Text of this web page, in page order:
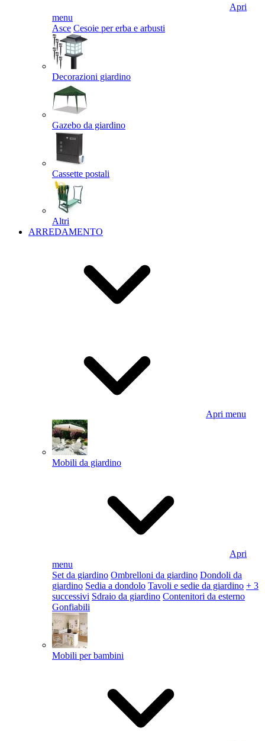
Apri
menu
Asce Cesoie per erba e arbusti
Decorazioni giardino
Gazebo da giardino
Cassette postali
Altri
ARREDAMENTO
Apri menu
Mobili da giardino
Apri
menu
Set da giardino Ombrelloni da giardino Dondoli da
giardino Sedia a dondolo Tavoli e sedie da giardino + 3
successivi Sdraio da giardino Contenitori da esterno
Gonfiabili
Mobili per bambini